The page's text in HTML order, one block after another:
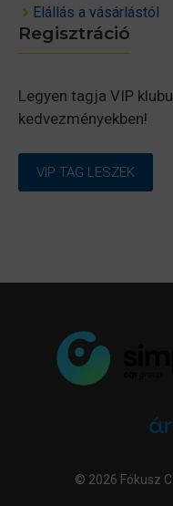
Elállás a vásárlástól
Regisztráció
Legyen tagja VIP
kedvezményekben!
VIP TAG LESZEK
© 2026 Fókusz